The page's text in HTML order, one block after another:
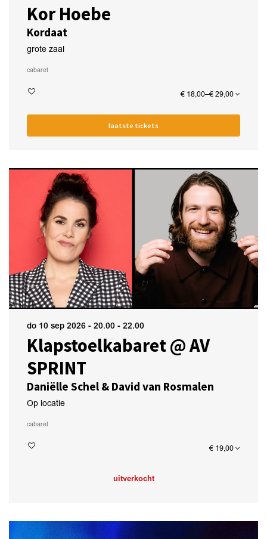
Kor Hoebe
Kordaat
grote zaal
cabaret
€ 18,00–€ 29,00
laatste tickets
Klapstoelkabaret @ AV
SPRINT
Daniëlle Schel & David van Rosmalen
do 10 sep 2026 - 20.00 - 22.00
Op locatie
cabaret
€ 19,00
uitverkocht